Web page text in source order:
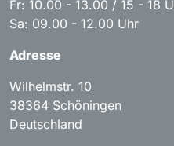
Fr: 10.00 - 13.00 / 15 - 18
Sa: 09.00 - 12.00 Uhr
Adresse
Wilhelmstr. 10
38364 Schöningen
Deutschland